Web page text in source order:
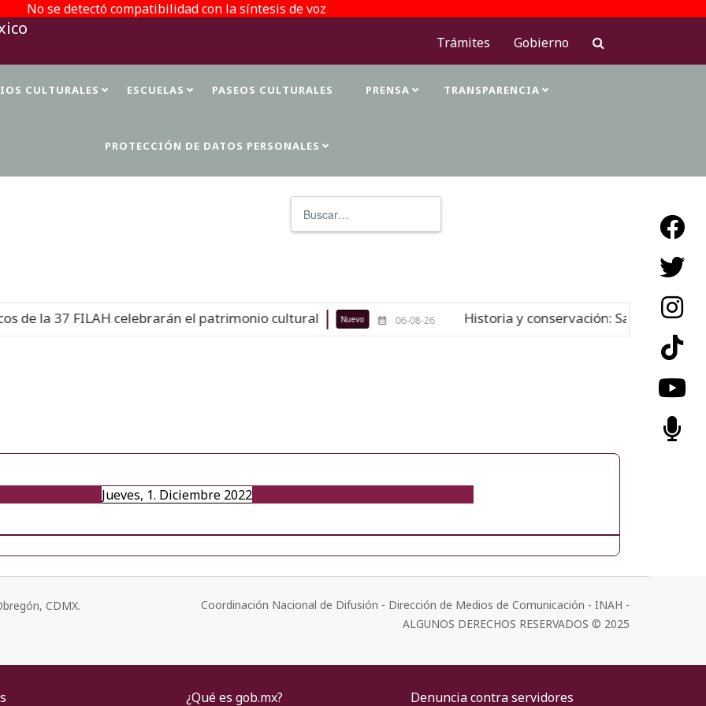
No se detectó compatibilidad con la síntesis de voz
Trámites
Gobierno
CULTURALES ESCUELAS PASEOS CULTURALES PRENSA TRANSPARENCIA
PROTECCIÓN DE DATOS PERSONALES
la 37 FILAH celebrarán el patrimonio cultural 06-08-26 Historia y conservación: San Juan
Jueves, 1. Diciembre 2022
CDMX.
Coordinación Nacional de Difusión - Dirección de Medios de Comunicación - INAH -
ALGUNOS DERECHOS RESERVADOS © 2025
¿Qué es gob.mx?
Denuncia contra servidores